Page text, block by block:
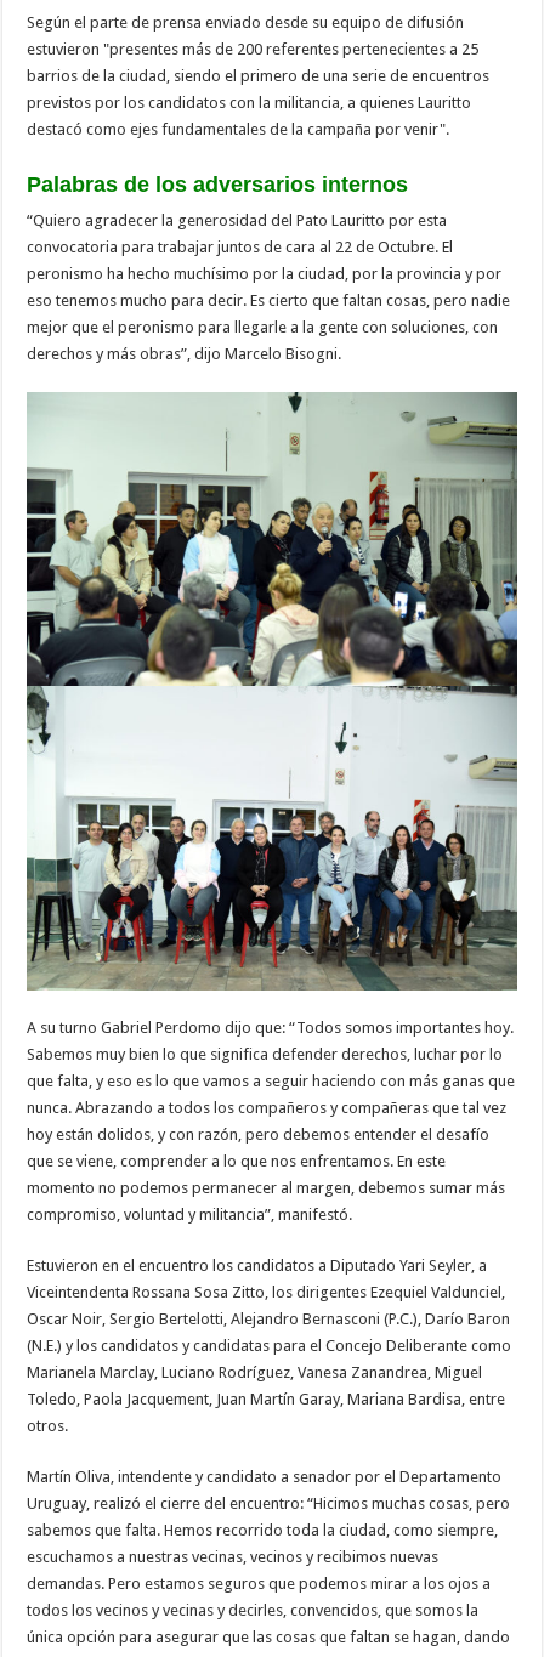
Según el parte de prensa enviado desde su equipo de difusión
estuvieron "presentes más de 200 referentes pertenecientes a 25
barrios de la ciudad, siendo el primero de una serie de encuentros
previstos por los candidatos con la militancia, a quienes Lauritto
destacó como ejes fundamentales de la campaña por venir".
Palabras de los adversarios internos
“Quiero agradecer la generosidad del Pato Lauritto por esta
convocatoria para trabajar juntos de cara al 22 de Octubre. El
peronismo ha hecho muchísimo por la ciudad, por la provincia y por
eso tenemos mucho para decir. Es cierto que faltan cosas, pero nadie
mejor que el peronismo para llegarle a la gente con soluciones, con
derechos y más obras”, dijo Marcelo Bisogni.
A su turno Gabriel Perdomo dijo que: “Todos somos importantes hoy.
Sabemos muy bien lo que significa defender derechos, luchar por lo
que falta, y eso es lo que vamos a seguir haciendo con más ganas que
nunca. Abrazando a todos los compañeros y compañeras que tal vez
hoy están dolidos, y con razón, pero debemos entender el desafío
que se viene, comprender a lo que nos enfrentamos. En este
momento no podemos permanecer al margen, debemos sumar más
compromiso, voluntad y militancia”, manifestó.
Estuvieron en el encuentro los candidatos a Diputado Yari Seyler, a
Viceintendenta Rossana Sosa Zitto, los dirigentes Ezequiel Valdunciel,
Oscar Noir, Sergio Bertelotti, Alejandro Bernasconi (P.C.), Darío Baron
(N.E.) y los candidatos y candidatas para el Concejo Deliberante como
Marianela Marclay, Luciano Rodríguez, Vanesa Zanandrea, Miguel
Toledo, Paola Jacquement, Juan Martín Garay, Mariana Bardisa, entre
otros.
Martín Oliva, intendente y candidato a senador por el Departamento
Uruguay, realizó el cierre del encuentro: “Hicimos muchas cosas, pero
sabemos que falta. Hemos recorrido toda la ciudad, como siempre,
escuchamos a nuestras vecinas, vecinos y recibimos nuevas
demandas. Pero estamos seguros que podemos mirar a los ojos a
todos los vecinos y vecinas y decirles, convencidos, que somos la
única opción para asegurar que las cosas que faltan se hagan, dando